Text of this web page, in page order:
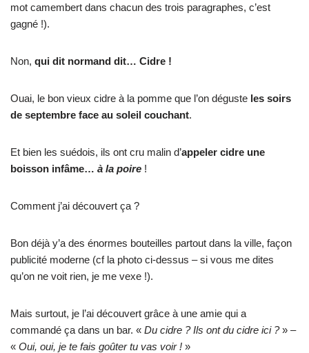
mot camembert dans chacun des trois paragraphes, c’est
gagné !).
Non, qui dit normand dit… Cidre !
Ouai, le bon vieux cidre à la pomme que l’on déguste les soirs
de septembre face au soleil couchant.
Et bien les suédois, ils ont cru malin d’appeler cidre une
boisson infâme… à la poire !
Comment j’ai découvert ça ?
Bon déjà y’a des énormes bouteilles partout dans la ville, façon
publicité moderne (cf la photo ci-dessus – si vous me dites
qu’on ne voit rien, je me vexe !).
Mais surtout, je l’ai découvert grâce à une amie qui a
commandé ça dans un bar. « Du cidre ? Ils ont du cidre ici ?» –
« Oui, oui, je te fais goûter tu vas voir ! »